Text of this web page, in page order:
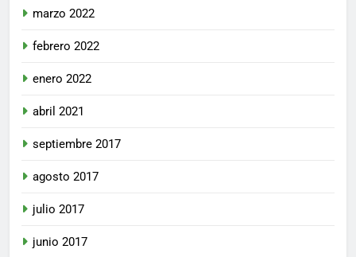
marzo 2022
febrero 2022
enero 2022
abril 2021
septiembre 2017
agosto 2017
julio 2017
junio 2017